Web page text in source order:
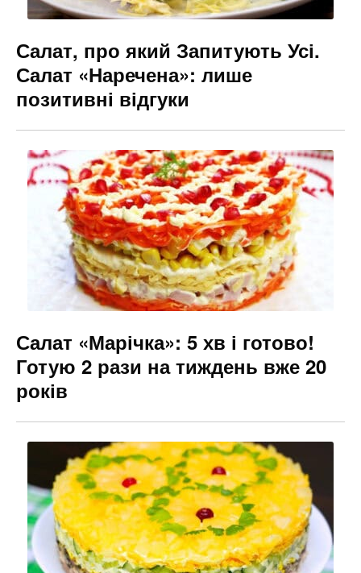
Салат, про який Запитують Усі.
Салат «Наречена»: лише
позитивні відгуки
Салат «Марічка»: 5 хв і готово!
Готую 2 рази на тиждень вже 20
років